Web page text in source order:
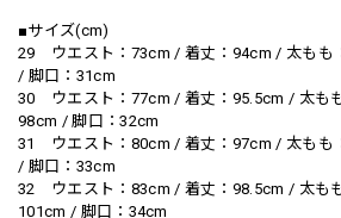
■サイズ(cm)
29 ウエスト：73cm / 着丈：94cm / 太もも
/ 脚口：31cm
30 ウエスト：77cm / 着丈：95.5cm / 太も
98cm / 脚口：32cm
31 ウエスト：80cm / 着丈：97cm / 太もも
/ 脚口：33cm
32 ウエスト：83cm / 着丈：98.5cm / 太も
101cm / 脚口：34cm